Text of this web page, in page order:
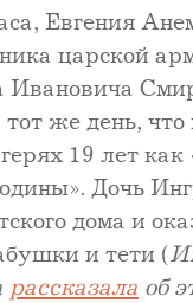
Евгения
царской
Ивановича
тот же день,
19 лет как
Дочь
дома и
и тети (
рассказала об